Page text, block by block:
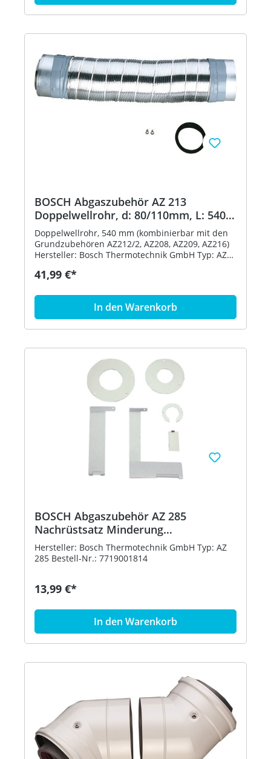
BOSCH Abgaszubehör AZ 213
Doppelwellrohr, d: 80/110mm, L: 540
mm
Doppelwellrohr, 540 mm (kombinierbar mit den
Grundzubehören AZ212/2, AZ208, AZ209, AZ216)
Hersteller: Bosch Thermotechnik GmbH Typ: AZ
01.07.2020
41,99 €*
In den Warenkorb
BOSCH Abgaszubehör AZ 285
Nachrüstsatz Minderung
Abgasmassenstroms
Hersteller: Bosch Thermotechnik GmbH Typ: AZ
285 Bestell-Nr.: 7719001814
13,99 €*
In den Warenkorb